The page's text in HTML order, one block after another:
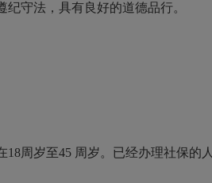
守法，具有良好的道德品行。
周岁至45 周岁。已经办理社保的